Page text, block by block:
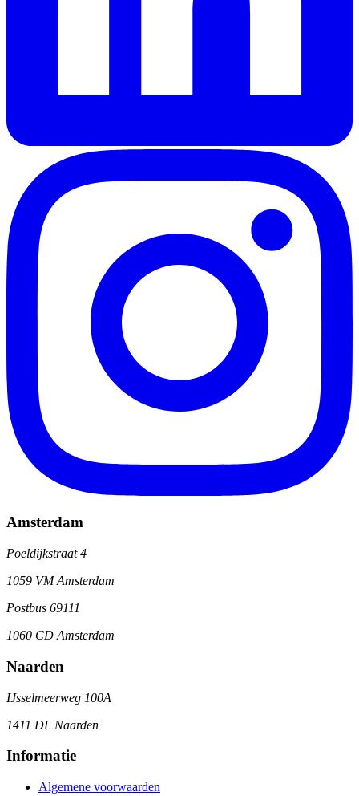
Amsterdam
Poeldijkstraat 4
1059 VM Amsterdam
Postbus 69111
1060 CD Amsterdam
Naarden
IJsselmeerweg 100A
1411 DL Naarden
Informatie
Algemene voorwaarden